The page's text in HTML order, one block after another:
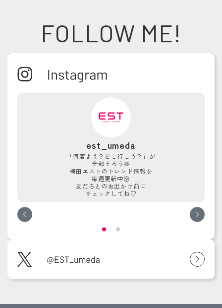
FOLLOW ME!
est_umeda
「何着よう？どこ行こう？」が
全部そろう🫶
梅田エストのトレンド情報を
毎週更新中😚
友だちとのお出かけ前に
チェックしてね♡